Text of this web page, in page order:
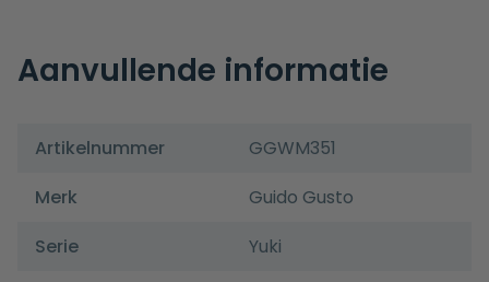
Aanvullende informatie
Artikelnummer
GGWM351
Merk
Guido Gusto
Serie
Yuki